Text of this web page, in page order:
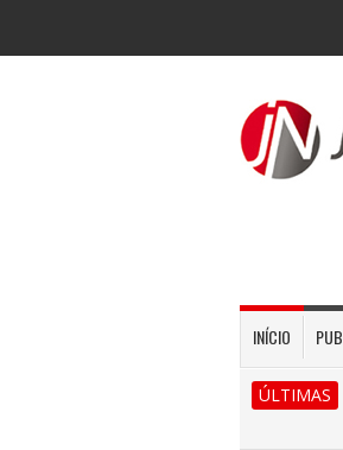
INÍCIO
ÚLTIMAS